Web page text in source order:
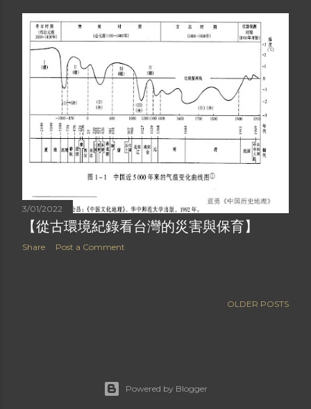
3/01/2022
【從古環境紀錄看台灣的災害與保育】
Share Post a Comment
OLDER POSTS
Powered by Blogger